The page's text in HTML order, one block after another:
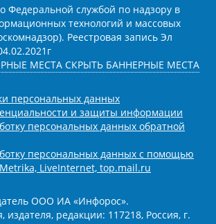
Федеральной службой по надзору в
технологий и массовых
Реестровая запись Эл
МЕСТА СКРЫТЬ БАННЕРНЫЕ МЕСТА
персональных данных
и защиты информации
персональных данных обратной
персональных данных с помощью
LiveInternet, top.mail.ru
ООО ИА «Инфорос».
издателя, редакции: 117218, Россия, г.